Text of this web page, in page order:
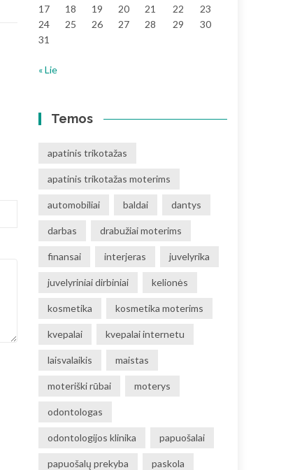
17
18 19 20 21 22
23
24
25 26 27 28 29
30
31
« Lie
Temos
apatinis trikotažas
apatinis trikotažas moterims
automobiliai baldai dantys
darbas drabužiai moterims
finansai interjeras juvelyrika
juvelyriniai dirbiniai kelionės
kosmetika kosmetika moterims
kvepalai kvepalai internetu
laisvalaikis maistas
moteriški rūbai moterys
odontologas
odontologijos klinika papuošalai
papuošalų prekyba paskola